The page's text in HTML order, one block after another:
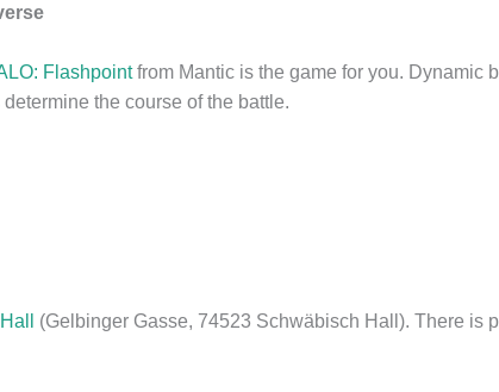
Flashpointfrom Mantic is the game for you. Dynamic
the course of the battle.
(Gelbinger Gasse, 74523 Schwäbisch Hall). There is